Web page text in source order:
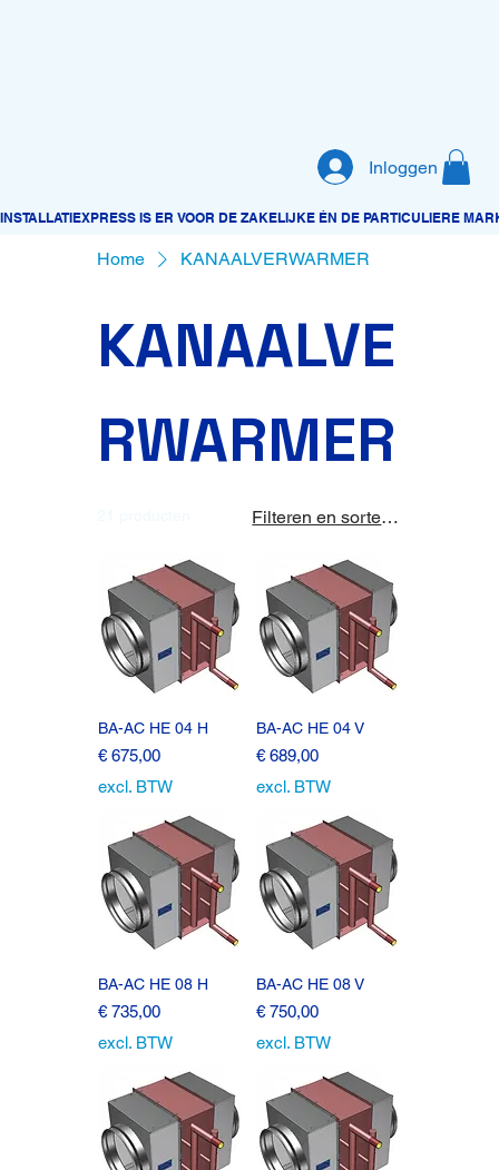
Inloggen
Home KANAALVERWARMER
KANAALVE
RWARMER
Filteren en sorteren
BA-AC HE 04 H
Prijs
€ 675,00
excl. BTW
BA-AC HE 04 V
Prijs
€ 689,00
excl. BTW
BA-AC HE 08 H
Prijs
€ 735,00
excl. BTW
BA-AC HE 08 V
Prijs
€ 750,00
excl. BTW